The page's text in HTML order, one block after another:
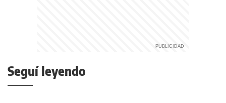
Seguí leyendo